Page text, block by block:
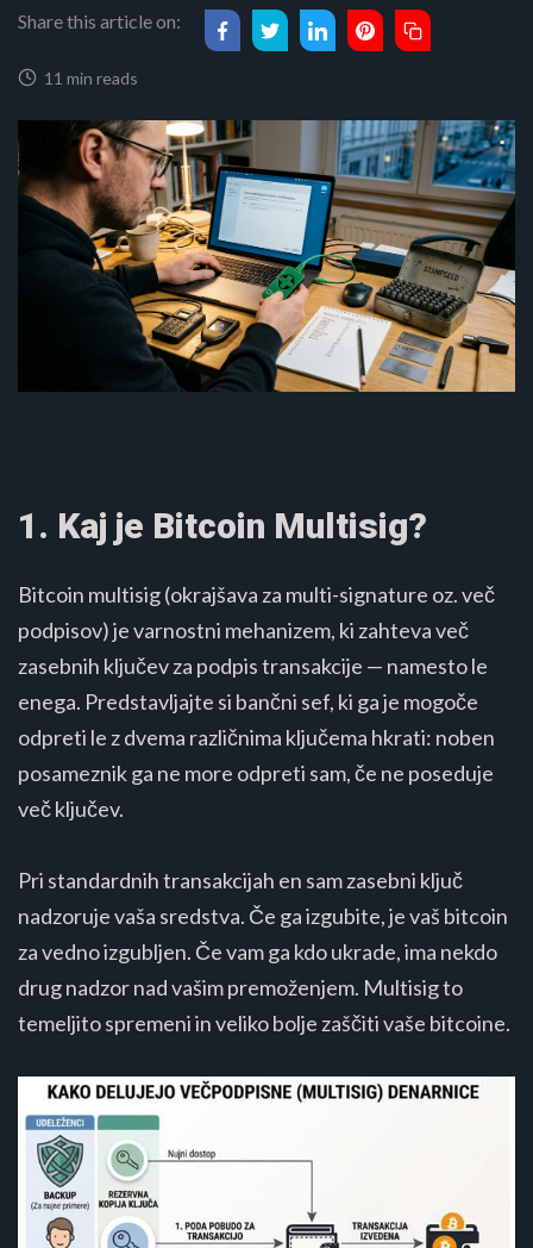
Share this article on:
11 min reads
1. Kaj je Bitcoin Multisig?
Bitcoin multisig (okrajšava za multi-signature oz. več
podpisov) je varnostni mehanizem, ki zahteva več
zasebnih ključev za podpis transakcije — namesto le
enega. Predstavljajte si bančni sef, ki ga je mogoče
odpreti le z dvema različnima ključema hkrati: noben
posameznik ga ne more odpreti sam, če ne poseduje
več ključev.
Pri standardnih transakcijah en sam zasebni ključ
nadzoruje vaša sredstva. Če ga izgubite, je vaš bitcoin
za vedno izgubljen. Če vam ga kdo ukrade, ima nekdo
drug nadzor nad vašim premoženjem. Multisig to
temeljito spremeni in veliko bolje zaščiti vaše bitcoine.